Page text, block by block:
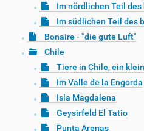
Im nördlichen Teil
Im südlichen Teil des
Bonaire - "die gute Luft"
Chile
Tiere in Chile, ein
Im Valle de la Engorda
Isla Magdalena
Geysirfeld El Tatio
Punta Arenas